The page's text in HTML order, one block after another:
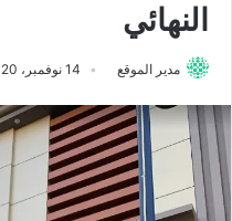
النهائي
مدير الموقع 14 نوفمبر، 2020